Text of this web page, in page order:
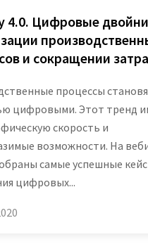
4.0. Цифровые
и сокращении
процессы
цифровыми. Этот тренд
скорость и
возможности. На
самые успешные
цифровых...